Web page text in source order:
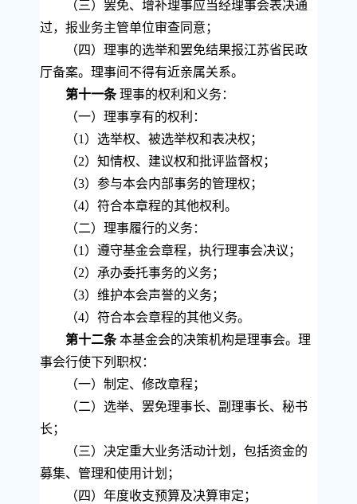
（三）罢免、增补理事应当经理事会表决通
过，报业务主管单位审查同意；
（四）理事的选举和罢免结果报江苏省民政
厅备案。理事间不得有近亲属关系。
第十一条 理事的权利和义务：
（一）理事享有的权利：
（1）选举权、被选举权和表决权；
（2）知情权、建议权和批评监督权；
（3）参与本会内部事务的管理权；
（4）符合本章程的其他权利。
（二）理事履行的义务：
（1）遵守基金会章程，执行理事会决议；
（2）承办委托事务的义务；
（3）维护本会声誉的义务；
（4）符合本会章程的其他义务。
第十二条 本基金会的决策机构是理事会。理
事会行使下列职权：
（一）制定、修改章程；
（二）选举、罢免理事长、副理事长、秘书
长；
（三）决定重大业务活动计划，包括资金的
募集、管理和使用计划；
（四）年度收支预算及决算审定；